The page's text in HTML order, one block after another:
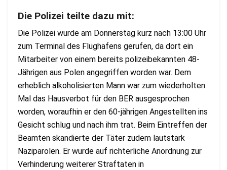
Die Polizei teilte dazu mit:
Die Polizei wurde am Donnerstag kurz nach 13:00 Uhr
zum Terminal des Flughafens gerufen, da dort ein
Mitarbeiter von einem bereits polizeibekannten 48-
Jährigen aus Polen angegriffen worden war. Dem
erheblich alkoholisierten Mann war zum wiederholten
Mal das Hausverbot für den BER ausgesprochen
worden, woraufhin er den 60-jährigen Angestellten ins
Gesicht schlug und nach ihm trat. Beim Eintreffen der
Beamten skandierte der Täter zudem lautstark
Naziparolen. Er wurde auf richterliche Anordnung zur
Verhinderung weiterer Straftaten in